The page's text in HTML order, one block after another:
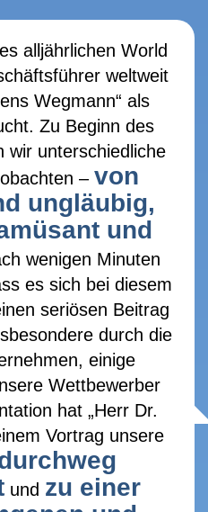
alljährlichen World
weltweit
Wegmann“ als
Zu Beginn des
wir unterschiedliche
– von
ungläubig,
und
wenigen Minuten
es sich bei diesem
seriösen Beitrag
durch die
einige
Wettbewerber
hat „Herr Dr.
Vortrag unsere
und zu einer